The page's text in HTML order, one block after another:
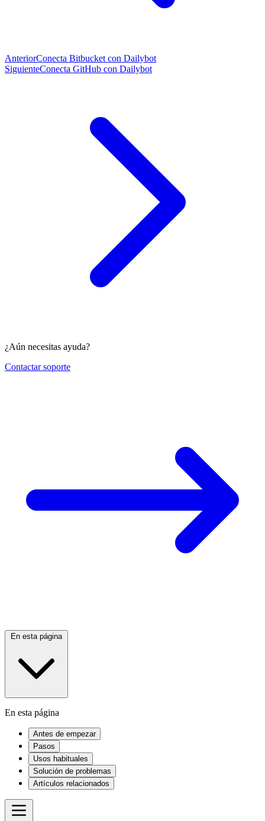
AnteriorConecta Bitbucket con Dailybot
SiguienteConecta GitHub con Dailybot
¿Aún necesitas ayuda?
Contactar soporte
En esta página
En esta página
Antes de empezar
Pasos
Usos habituales
Solución de problemas
Artículos relacionados